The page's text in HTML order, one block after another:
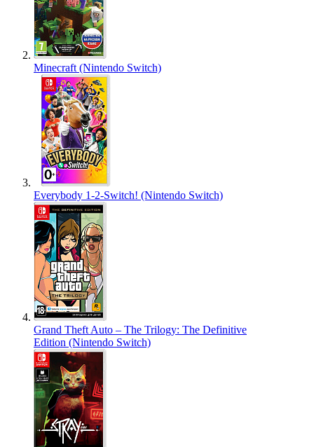
Minecraft (Nintendo Switch)
Everybody 1-2-Switch! (Nintendo Switch)
Grand Theft Auto – The Trilogy: The Definitive
Edition (Nintendo Switch)